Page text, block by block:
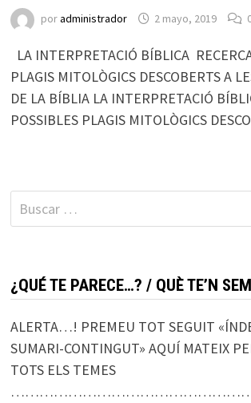
poradministrador 2 mayo, 2019
LA INTERPRETACIÓ BÍBLICA
PLAGIS MITOLÒGICS DESCOBERTS A
DE LA BÍBLIA LA INTERPRETACIÓ
POSSIBLES PLAGIS MITOLÒGICS
Buscar:
¿QUÉ TE PARECE…? / QUÈ TE’N
ALERTA…! PREMEU TOT SEGUIT
SUMARI-CONTINGUT» AQUÍ MATEIX
TOTS ELS TEMES